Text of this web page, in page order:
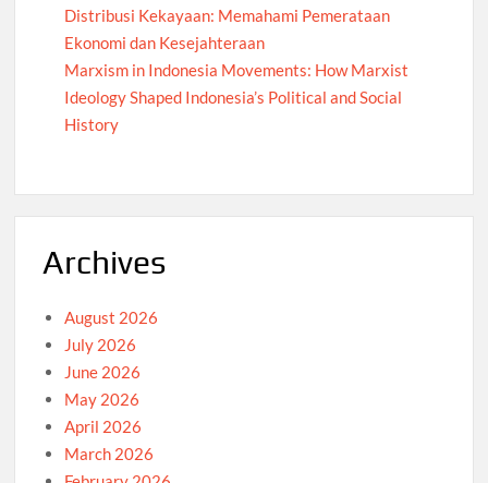
Distribusi Kekayaan: Memahami Pemerataan
Ekonomi dan Kesejahteraan
Marxism in Indonesia Movements: How Marxist
Ideology Shaped Indonesia’s Political and Social
History
Archives
August 2026
July 2026
June 2026
May 2026
April 2026
March 2026